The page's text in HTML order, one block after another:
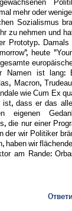
mehr oder
Sozialismus
zu nehmen und
Prototyp.
heute
Namen ist lang:
Macron,
wie Cum Ex
ist, dass er das
eigenen
die nur einer
der wir Politiker
haben wir
am Rande: